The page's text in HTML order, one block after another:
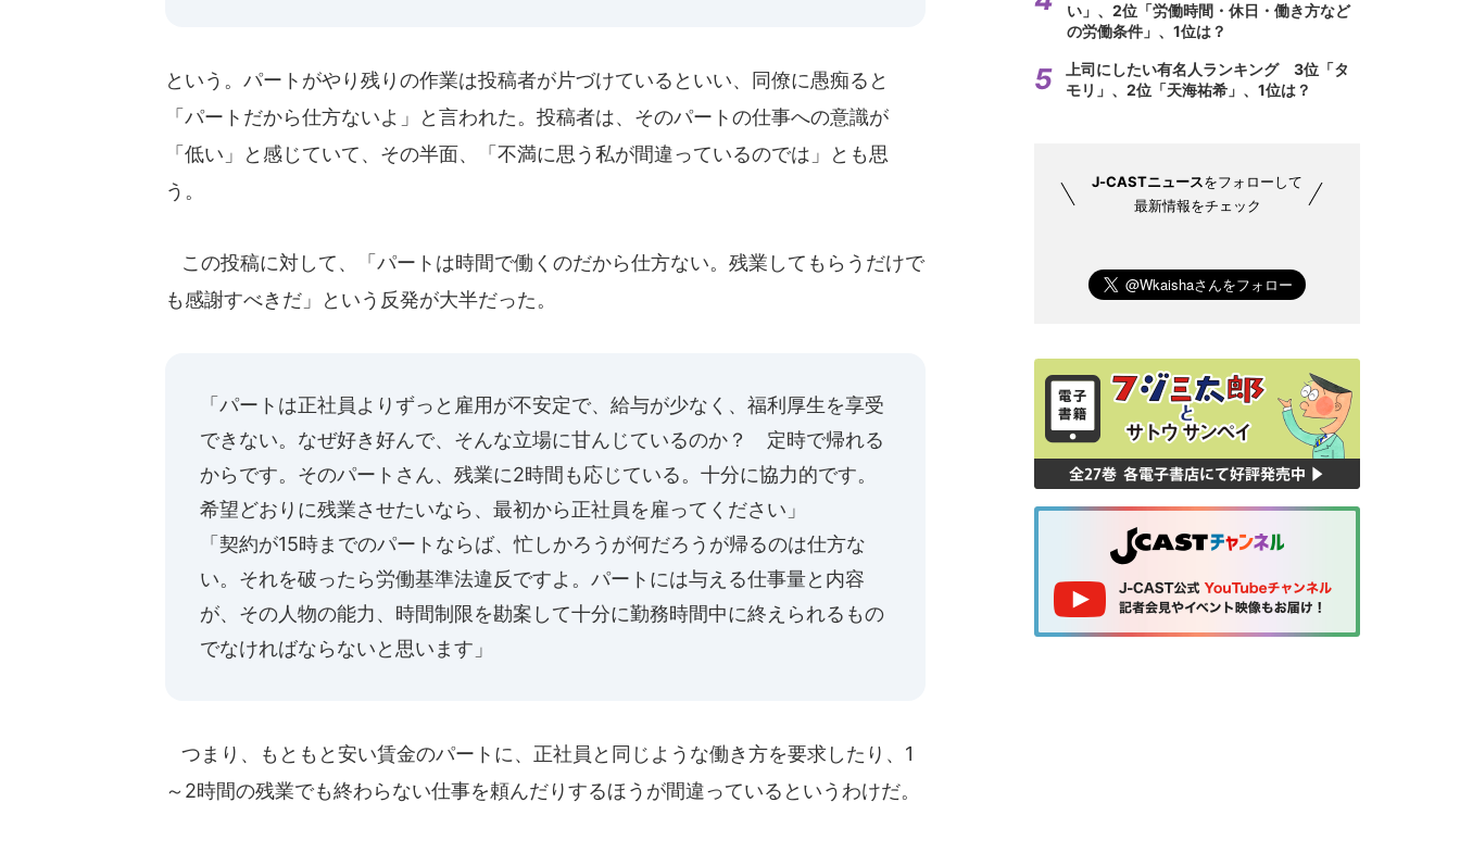
という。パートがやり残りの作業は投稿者が片づけているといい、同僚に愚痴ると
「パートだから仕方ないよ」と言われた。投稿者は、そのパートの仕事への意識が
「低い」と感じていて、その半面、「不満に思う私が間違っているのでは」とも思
う。
この投稿に対して、「パートは時間で働くのだから仕方ない。残業してもらうだけで
も感謝すべきだ」という反発が大半だった。
「パートは正社員よりずっと雇用が不安定で、給与が少なく、福利厚生を享受
できない。なぜ好き好んで、そんな立場に甘んじているのか？ 定時で帰れる
からです。そのパートさん、残業に2時間も応じている。十分に協力的です。
希望どおりに残業させたいなら、最初から正社員を雇ってください」
「契約が15時までのパートならば、忙しかろうが何だろうが帰るのは仕方な
い。それを破ったら労働基準法違反ですよ。パートには与える仕事量と内容
が、その人物の能力、時間制限を勘案して十分に勤務時間中に終えられるもの
でなければならないと思います」
つまり、もともと安い賃金のパートに、正社員と同じような働き方を要求したり、1
～2時間の残業でも終わらない仕事を頼んだりするほうが間違っているというわけだ。
い」、2位「労働時間・休日・働き方など
の労働条件」、1位は？
上司にしたい有名人ランキング 3位「タ
モリ」、2位「天海祐希」、1位は？
J-CASTニュースをフォローして
最新情報をチェック